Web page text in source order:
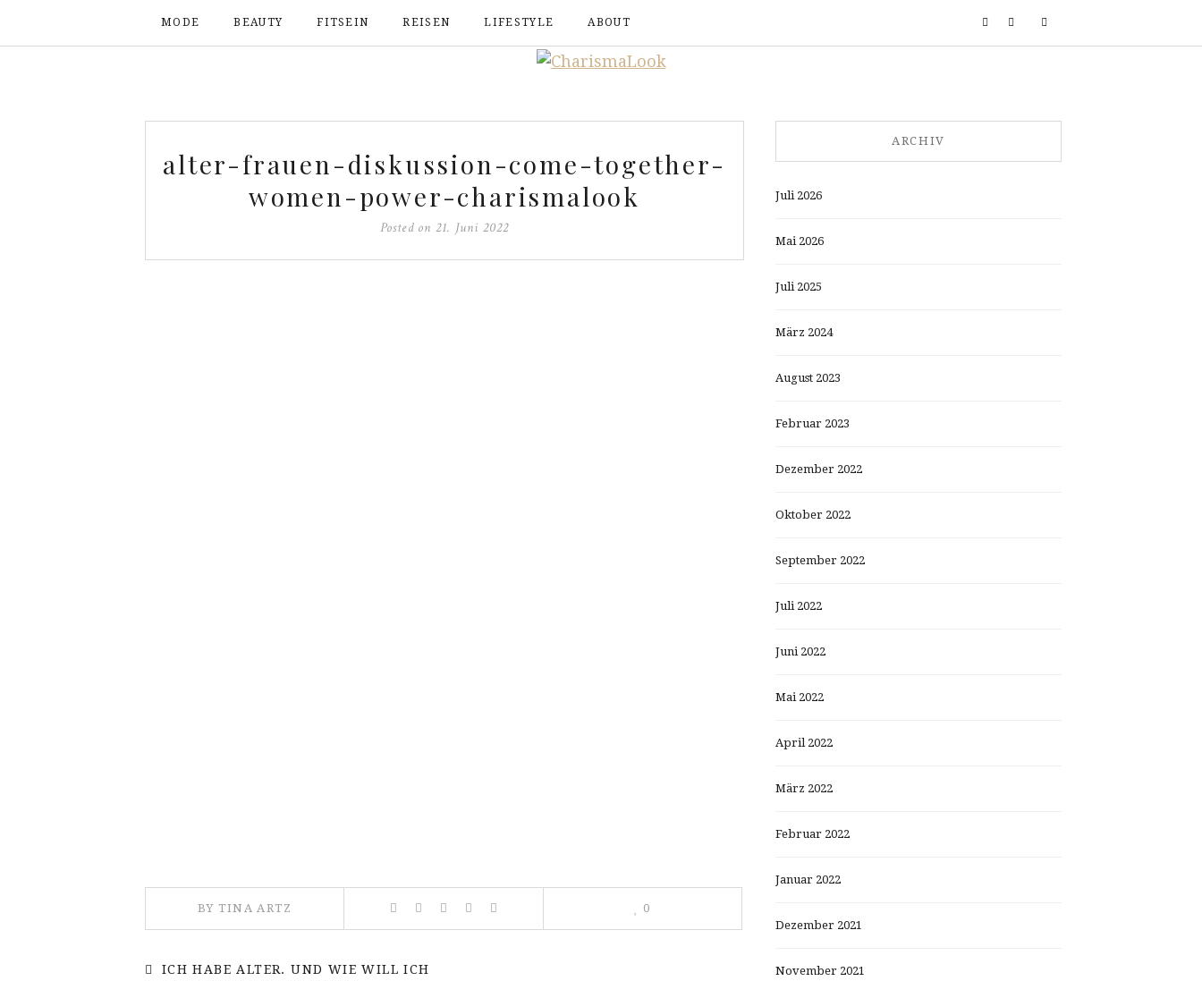
MODE BEAUTY FITSEIN REISEN LIFESTYLE ABOUT
alter-frauen-diskussion-come-together-
women-power-charismalook
Posted on 21. Juni 2022
BY TINA ARTZ 0
ICH HABE ALTER. UND WIE WILL ICH
ARCHIV
Juli 2026
Mai 2026
Juli 2025
März 2024
August 2023
Februar 2023
Dezember 2022
Oktober 2022
September 2022
Juli 2022
Juni 2022
Mai 2022
April 2022
März 2022
Februar 2022
Januar 2022
Dezember 2021
November 2021